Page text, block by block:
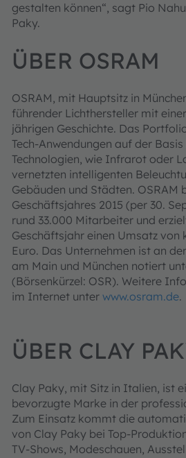
gestalten können“, sagt Pio
Paky.
ÜBER OSRAM
OSRAM, mit Hauptsitz in
führender Lichthersteller mit
jährigen Geschichte. Das
Tech-Anwendungen auf der
Technologien, wie Infrarot oder
vernetzten intelligenten
Gebäuden und Städten. OSRAM
Geschäftsjahres 2015 (per 30.
rund 33.000 Mitarbeiter und
Geschäftsjahr einen Umsatz von
Euro. Das Unternehmen ist an
am Main und München notiert
(Börsenkürzel: OSR). Weitere
im Internet unter www.osram.de.
ÜBER CLAY
Clay Paky, mit Sitz in Italien, ist
bevorzugte Marke in der
Zum Einsatz kommt die
von Clay Paky bei Top-
TV-Shows, Modeschauen,